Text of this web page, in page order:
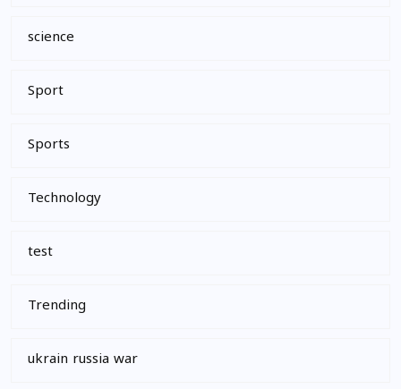
science
Sport
Sports
Technology
test
Trending
ukrain russia war